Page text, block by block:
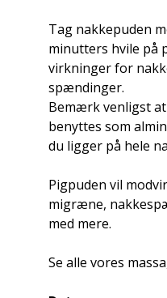
Tag nakkepuden
minutters hvile på
virkninger for
spændinger.
Bemærk venligst
benyttes som
du ligger på hele
Pigpuden vil
migræne,
med mere.
Se alle vores